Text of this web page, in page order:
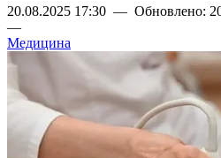
20.08.2025 17:30 — Обновлено:
—
Медицина